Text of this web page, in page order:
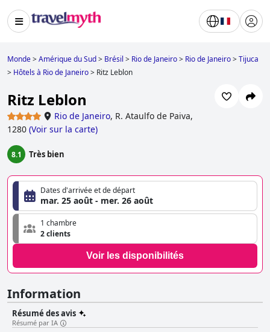
Monde>Amérique du Sud> Brésil > Rio de Janeiro> Rio de Janeiro>Tijuca
> Hôtels à Rio de Janeiro> Ritz Leblon
Ritz Leblon
Rio de Janeiro, R. Ataulfo de Paiva,
1280 (Voir sur la carte)
8.1 Très bien
Dates d'arrivée et de départ
mar. 25 août - mer. 26 août
1 chambre
2 clients
Voir les disponibilités
Information
Résumé des avis
Résumé par IA